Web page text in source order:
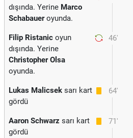
dışında. Yerine Marco
Schabaueroyunda.
46'
Filip Ristanic oyun
dışında. Yerine
Christopher Olsa
oyunda.
64'
Lukas Malicsek sarı kart
gördü
71'
Aaron Schwarz sarı kart
gördü